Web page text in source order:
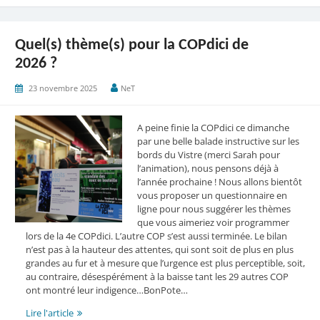
Quel(s) thème(s) pour la COPdici de
2026 ?
23 novembre 2025 NeT
A peine finie la COPdici ce dimanche
par une belle balade instructive sur les
bords du Vistre (merci Sarah pour
l’animation), nous pensons déjà à
l’année prochaine ! Nous allons bientôt
vous proposer un questionnaire en
ligne pour nous suggérer les thèmes
que vous aimeriez voir programmer
lors de la 4e COPdici. L’autre COP s’est aussi terminée. Le bilan
n’est pas à la hauteur des attentes, qui sont soit de plus en plus
grandes au fur et à mesure que l’urgence est plus perceptible, soit,
au contraire, désespérément à la baisse tant les 29 autres COP
ont montré leur indigence…BonPote…
Lire l'articleQuel(s)